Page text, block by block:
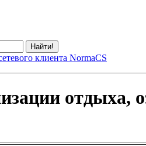
клиента NormaCS
отдыха,